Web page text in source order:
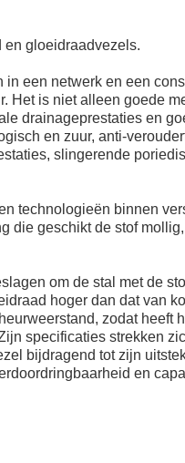
en gloeidraadvezels.
een netwerk en een
Het is niet alleen goede
drainageprestaties en
en zuur, anti-
slingerende
technologieën binnen
die geschikt de stof
om de stal met de
hoger dan dat van
zodat heeft
specificaties strekken
bijdragend tot zijn
en